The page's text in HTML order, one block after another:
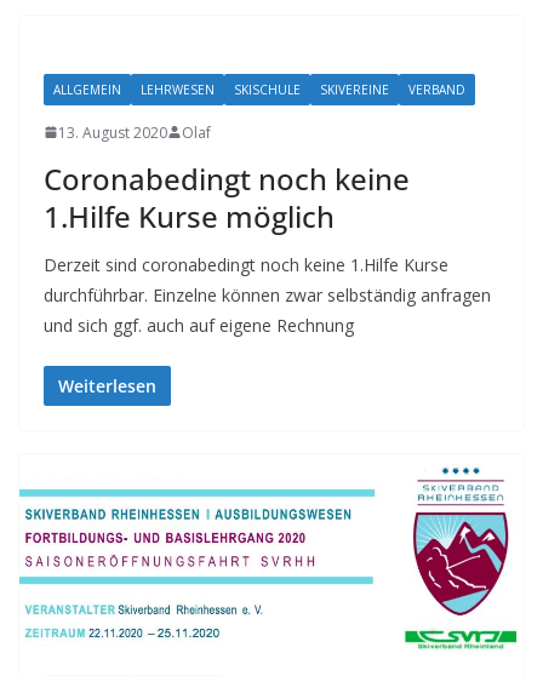
ALLGEMEIN LEHRWESEN SKISCHULE SKIVEREINE VERBAND
13. August 2020 Olaf
Coronabedingt noch keine
1.Hilfe Kurse möglich
Derzeit sind coronabedingt noch keine 1.Hilfe Kurse
durchführbar. Einzelne können zwar selbständig anfragen
und sich ggf. auch auf eigene Rechnung
Weiterlesen